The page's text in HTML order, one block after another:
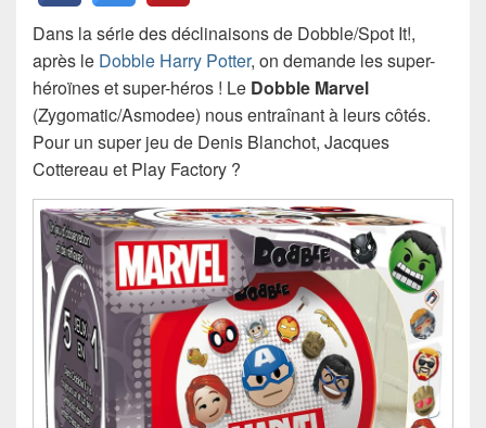
Dans la série des déclinaisons de Dobble/Spot It!,
après le Dobble Harry Potter, on demande les super-
héroïnes et super-héros ! Le Dobble Marvel
(Zygomatic/Asmodee) nous entraînant à leurs côtés.
Pour un super jeu de Denis Blanchot, Jacques
Cottereau et Play Factory ?